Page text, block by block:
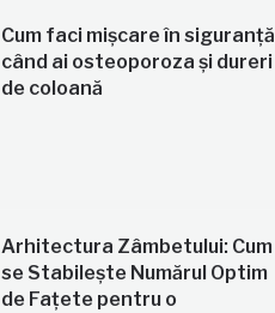
Cum faci mișcare în siguranță
când ai osteoporoza și dureri
de coloană
Arhitectura Zâmbetului: Cum
se Stabilește Numărul Optim
de Fațete pentru o